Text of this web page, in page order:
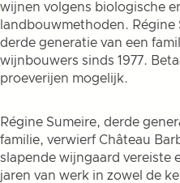
wijnen volgens biologische
landbouwmethoden.
derde generatie van een
wijnbouwers sinds 1977.
proeverijen mogelijk.
Régine Sumeire, derde
familie, verwierf Château
slapende wijngaard vereiste
jaren van werk in zowel de